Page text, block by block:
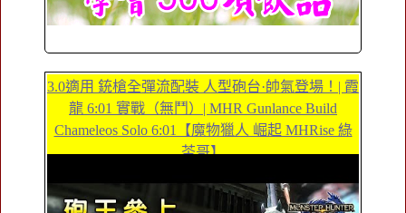
3.0適用 銃槍全彈流配裝 人型砲台·帥氣登場！| 霞
龍 6:01 實戰（無鬥）| MHR Gunlance Build
Chameleos Solo 6:01【魔物獵人 崛起 MHRise 綠
茶哥】